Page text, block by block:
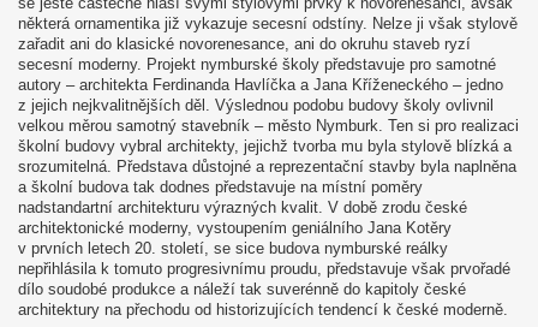
některá ornamentika již vykazuje secesní odstíny. Nelze ji však stylově
zařadit ani do klasické novorenesance, ani do okruhu staveb ryzí
secesní moderny. Projekt nymburské školy představuje pro samotné
autory – architekta Ferdinanda Havlíčka a Jana Kříženeckého – jedno
z jejich nejkvalitnějších děl. Výslednou podobu budovy školy ovlivnil
velkou měrou samotný stavebník – město Nymburk. Ten si pro realizaci
školní budovy vybral architekty, jejichž tvorba mu byla stylově blízká a
srozumitelná. Představa důstojné a reprezentační stavby byla naplněna
a školní budova tak dodnes představuje na místní poměry
nadstandartní architekturu výrazných kvalit. V době zrodu české
architektonické moderny, vystoupením geniálního Jana Kotěry
v prvních letech 20. století, se sice budova nymburské reálky
nepřihlásila k tomuto progresivnímu proudu, představuje však prvořadé
dílo soudobé produkce a náleží tak suverénně do kapitoly české
architektury na přechodu od historizujících tendencí k české moderně.